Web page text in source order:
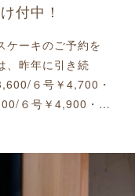
付中！
ケーキのご予約を
、昨年に引き続
６号￥4,700・
６号￥4,900・…